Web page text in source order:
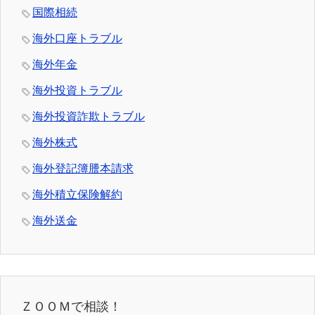
国際相続
海外口座トラブル
海外年金
海外投資トラブル
海外投資詐欺トラブル
海外株式
海外登記簿謄本請求
海外積立保険解約
海外送金
ＺＯＯＭで相談！